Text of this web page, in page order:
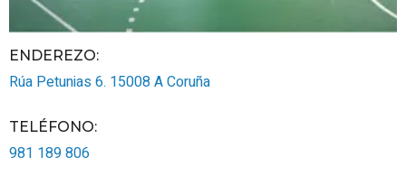
ENDEREZO:
Rúa Petunias 6. 15008A Coruña
TELÉFONO:
981 189 806